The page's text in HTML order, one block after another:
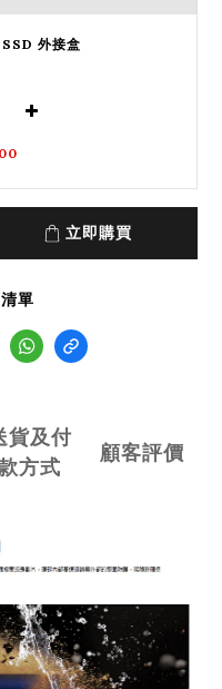
外接盒
立即購買
單
貨及付
方式
顧客評價